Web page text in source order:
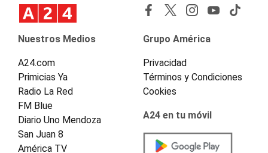
Nuestros Medios
A24.com
Primicias Ya
Radio La Red
FM Blue
Diario Uno Mendoza
San Juan 8
América TV
Grupo América
Privacidad
Términos y Condiciones
Cookies
A24 en tu móvil